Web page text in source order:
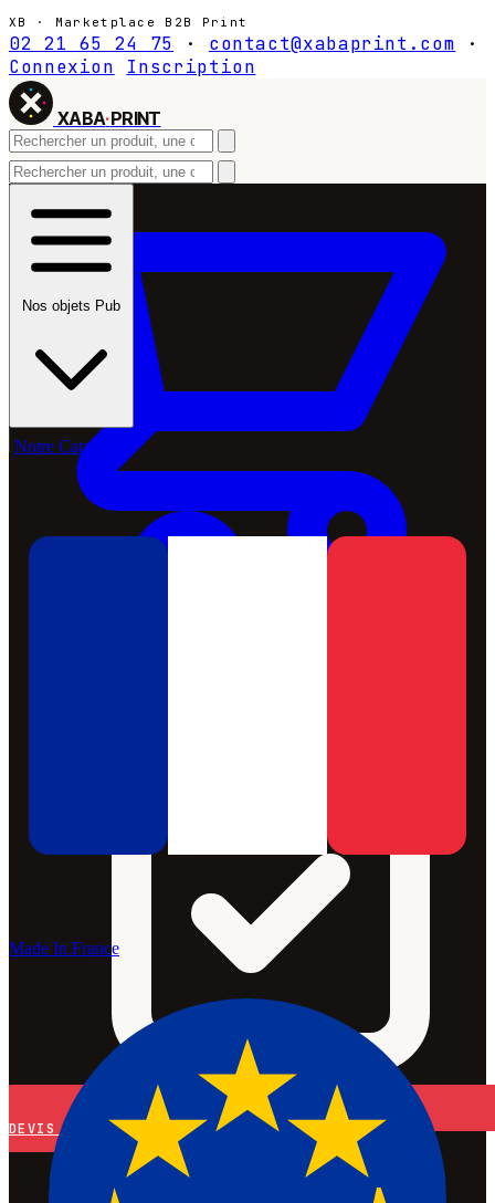
XB · Marketplace B2B Print
02 21 65 24 75 · contact@xabaprint.com
·
Connexion
Inscription
XABA·PRINT
DEVIS
Nos objets Pub
Notre Catalogue
Made In France